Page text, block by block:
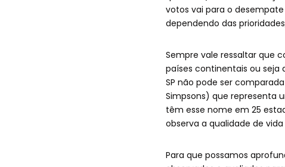
votos vai para o
dependendo das
Sempre vale ressaltar que
países continentais ou
SP não pode ser
Simpsons) que representa
têm esse nome em 25
observa a qualidade de
Para que possamos